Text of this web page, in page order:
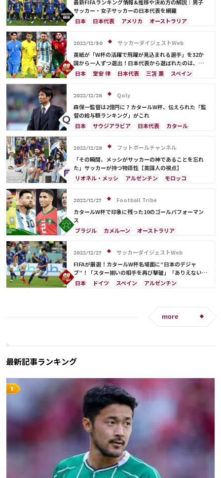
最新FIFAランキング情報&推移や決め方の解説｜男子
サッカー・女子サッカーの日本代表を網羅
日本
日本代表 アメリカ
オーストラリア
カタール
イラン 韓国 ドイツ
スペイン
フランス
ベルギー スイス
イングランド
オランダ
ポルトガル デンマーク
セルビア
クロアチア
ポーランド
エクアドル
セネガル
カメルーン
コスタリカ
2022/12/30
サッカーダイジェストWeb
英紙が「W杯の活躍で飛躍が見込まれる選手」を32か
国から一人ずつ選出！日本代表から選ばれたのは、堂
安や三笘ではなく…
日本 堂安 律 日本代表 三笘 薫
スペイン
サウジアラビア
デンマーク
フランス
ベルギー スイス
イングランド
オランダ
ポーランド ポルトガル
アルゼンチン
エクアドル ウルグアイ
カナダ
モロッコ
韓国 アメリカ
ウェールズ
オーストラリア
コスタリカ
ケイラー・ナバス
サルダル・アズムン
2022/12/28
Qoly
森保一監督は2億円に？カタールW杯、伝えられた「監
督の給与額ランキング」がこれ
日本
サウジアラビア 日本代表
カタール
スペイン
フランス ベルギー
クロアチア
スイス
イングランド オランダ
ポーランド
ポルトガル
ブラジル
アルゼンチン
エクアドル
ウルグアイ カナダ
メキシコ
アメリカ
ウェールズ
オーストラリア
コスタリカ
2022/12/28
フットボールチャンネル
「その瞬間、メッシがサッカーの神であることを忘れ
た」サッカーが持つ物語性【英国人の視点】
リオネル・メッシ
アルゼンチン
モロッコ
サウジアラビア
ドイツ ポルトガル
カメルーン
アメリカ 日本 日本代表
2022/12/27
Football Tribe
カタールW杯で印象に残った10のゴールパフォーマン
ス
ブラジル
カメルーン
オーストラリア
スペイン
フランス オランダ
エクアドル
ガーナ
モロッコ
リオネル・メッシ
ジャック・グリーリッシュ
イングランド
アクラフ・ハキミ
カタール
イラン
2022/12/27
サッカーダイジェストWeb
FIFAが厳選！カタールW杯名場面に“日本のデジャ
ブ”！「スター揃いの相手を再び撃破」「ありえない勝
ち方をした」
日本 ドイツ スペイン
アルゼンチン
韓国
more
最新記事ランキング